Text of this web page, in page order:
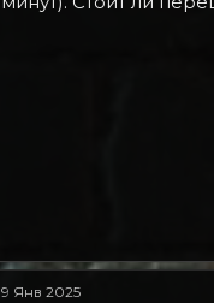
9 Янв 2025